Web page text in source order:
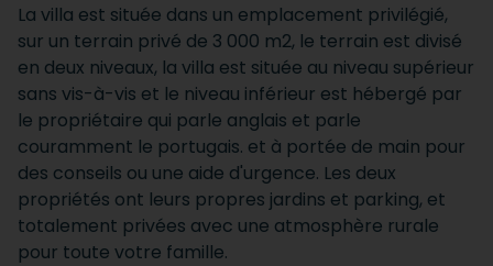
La villa est située dans un emplacement privilégié,
sur un terrain privé de 3 000 m2, le terrain est divisé
en deux niveaux, la villa est située au niveau supérieur
sans vis-à-vis et le niveau inférieur est hébergé par
le propriétaire qui parle anglais et parle
couramment le portugais. et à portée de main pour
des conseils ou une aide d'urgence. Les deux
propriétés ont leurs propres jardins et parking, et
totalement privées avec une atmosphère rurale
pour toute votre famille.